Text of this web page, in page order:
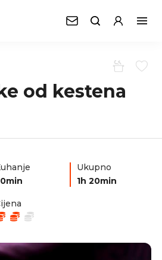
od kestena
Ukupno
1h 20min